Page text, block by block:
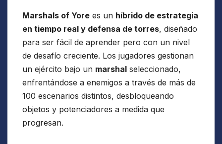
Marshals of Yore es un híbrido de estrategia
en tiempo real y defensa de torres, diseñado
para ser fácil de aprender pero con un nivel
de desafío creciente. Los jugadores gestionan
un ejército bajo un marshal seleccionado,
enfrentándose a enemigos a través de más de
100 escenarios distintos, desbloqueando
objetos y potenciadores a medida que
progresan.